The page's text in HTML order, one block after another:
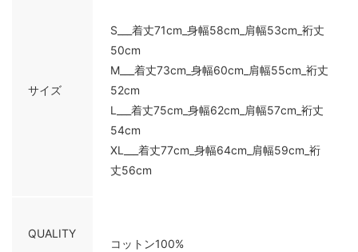
サイズ
S___着丈71cm_身幅58cm_肩幅53cm_裄丈
50cm
M___着丈73cm_身幅60cm_肩幅55cm_裄丈
52cm
L___着丈75cm_身幅62cm_肩幅57cm_裄丈
54cm
XL___着丈77cm_身幅64cm_肩幅59cm_裄
丈56cm
QUALITY
コットン100%